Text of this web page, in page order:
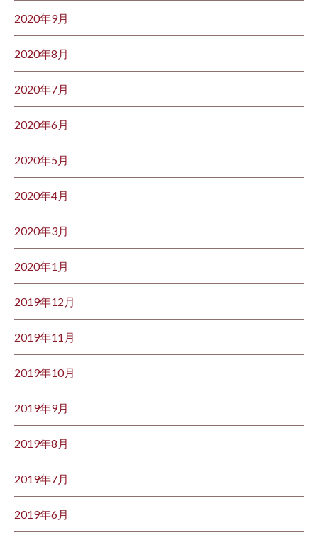
2020年9月
2020年8月
2020年7月
2020年6月
2020年5月
2020年4月
2020年3月
2020年1月
2019年12月
2019年11月
2019年10月
2019年9月
2019年8月
2019年7月
2019年6月